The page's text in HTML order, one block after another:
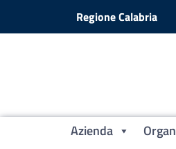
Vai ai contenutiRegione Calabria
Azienda